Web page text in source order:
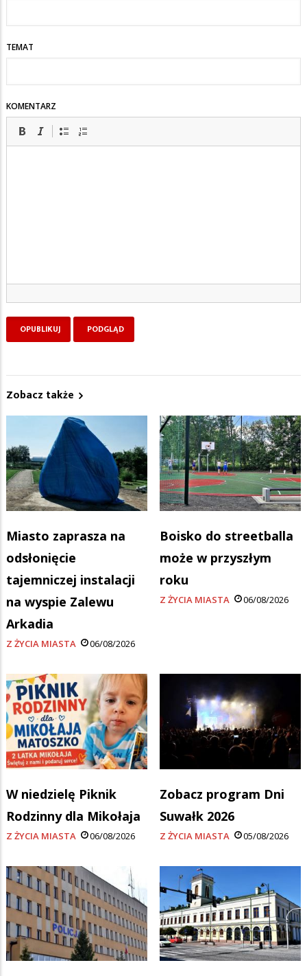
TEMAT
KOMENTARZ
Zobacz także
Miasto zaprasza na
odsłonięcie
tajemniczej instalacji
na wyspie Zalewu
Arkadia
Z ŻYCIA MIASTA 06/08/2026
Boisko do streetballa
może w przyszłym
roku
Z ŻYCIA MIASTA 06/08/2026
W niedzielę Piknik
Rodzinny dla Mikołaja
Z ŻYCIA MIASTA 06/08/2026
Zobacz program Dni
Suwałk 2026
Z ŻYCIA MIASTA 05/08/2026